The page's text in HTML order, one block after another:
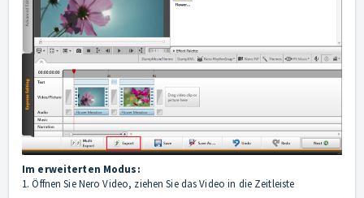
Im erweiterten Modus:
1. Öffnen Sie Nero Video, ziehen Sie das Video in die Zeitleiste